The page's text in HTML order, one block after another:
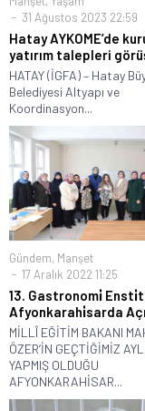
31 Ağustos 2023 22:59
Hatay AYKOME’de
yatırım talepleri
HATAY (İGFA) – Hatay
Belediyesi Altyapı ve
Koordinasyon...
Gündem, Manşet
17 Aralık 2022 11:25
13. Gastronomi̇
Afyonkarahi̇sarda
MİLLÎ EĞİTİM BAKANI
ÖZER’İN GEÇTİĞİMİZ
YAPMIŞ OLDUĞU
AFYONKARAHİSAR...